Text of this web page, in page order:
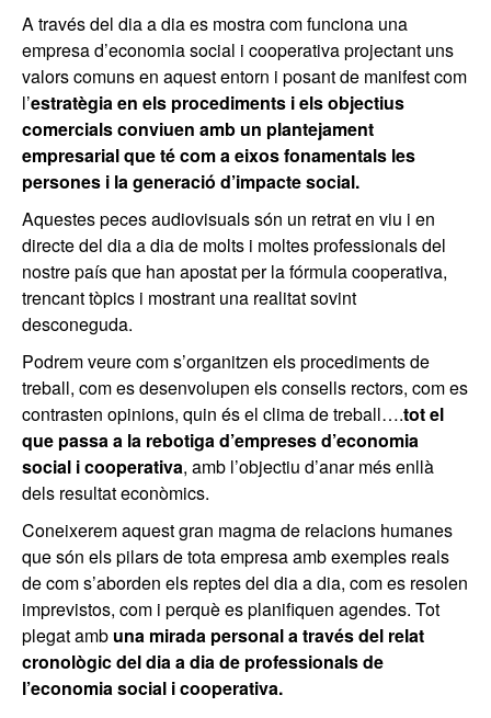
A través del dia a dia es mostra com funciona una
empresa d’economia social i cooperativa projectant uns
valors comuns en aquest entorn i posant de manifest com
l’estratègia en els procediments i els objectius
comercials conviuen amb un plantejament
empresarial que té com a eixos fonamentals les
persones i la generació d’impacte social.
Aquestes peces audiovisuals són un retrat en viu i en
directe del dia a dia de molts i moltes professionals del
nostre país que han apostat per la fórmula cooperativa,
trencant tòpics i mostrant una realitat sovint
desconeguda.
Podrem veure com s’organitzen els procediments de
treball, com es desenvolupen els consells rectors, com es
contrasten opinions, quin és el clima de treball….tot el
que passa a la rebotiga d’empreses d’economia
social i cooperativa, amb l’objectiu d’anar més enllà
dels resultat econòmics.
Coneixerem aquest gran magma de relacions humanes
que són els pilars de tota empresa amb exemples reals
de com s’aborden els reptes del dia a dia, com es resolen
imprevistos, com i perquè es planifiquen agendes. Tot
plegat amb una mirada personal a través del relat
cronològic del dia a dia de professionals de
l’economia social i cooperativa.